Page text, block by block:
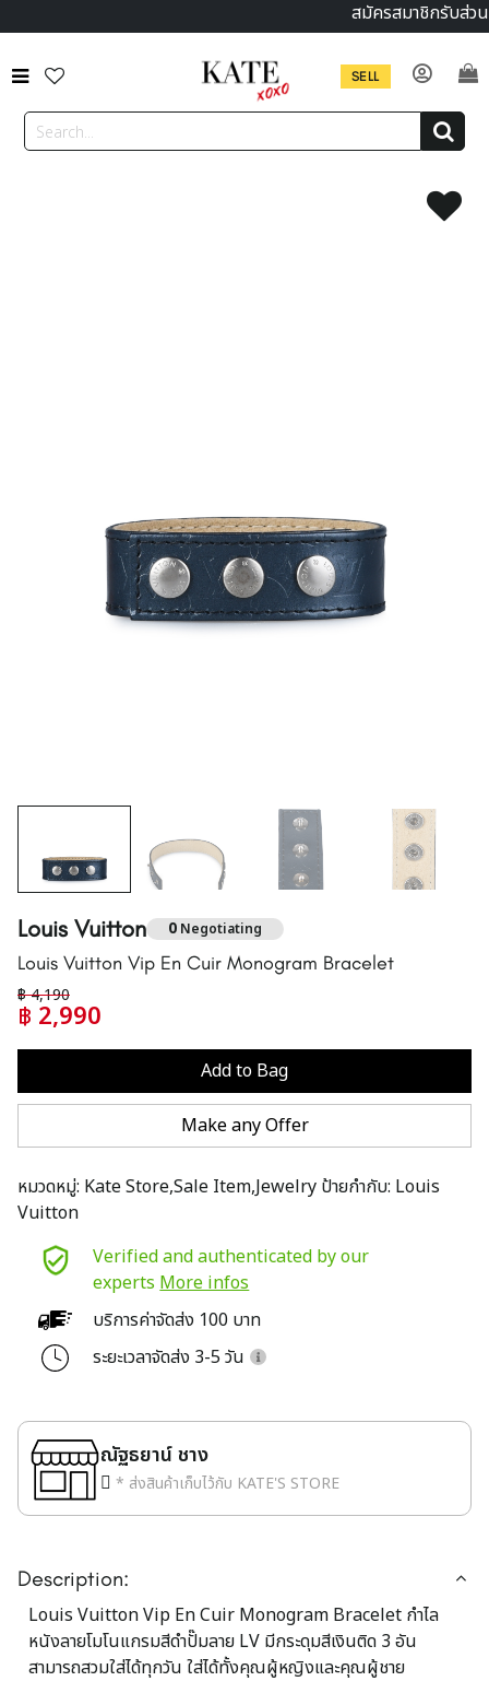
สมัครสมาชิกรับส่ว
SELL
Louis Vuitton 0 Negotiating
Louis Vuitton Vip En Cuir Monogram Bracelet
฿4,190
฿ 2,990
Add to Bag
Make any Offer
หมวดหมู่: Kate Store,Sale Item,Jewelry ป้ายกำกับ: Louis
Vuitton
Verified and authenticated by our
experts More infos
บริการค่าจัดส่ง 100 บาท
ระยะเวลาจัดส่ง 3-5 วัน
ณัฐธยาน์ ชาง
* ส่งสินค้าเก็บไว้กับ KATE'S STORE
Description:
Louis Vuitton Vip En Cuir Monogram Bracelet กำไล
หนังลายโมโนแกรมสีดำปั๊มลาย LV มีกระดุมสีเงินติด 3 อัน
สามารถสวมใส่ได้ทุกวัน ใส่ได้ทั้งคุณผู้หญิงและคุณผู้ชาย